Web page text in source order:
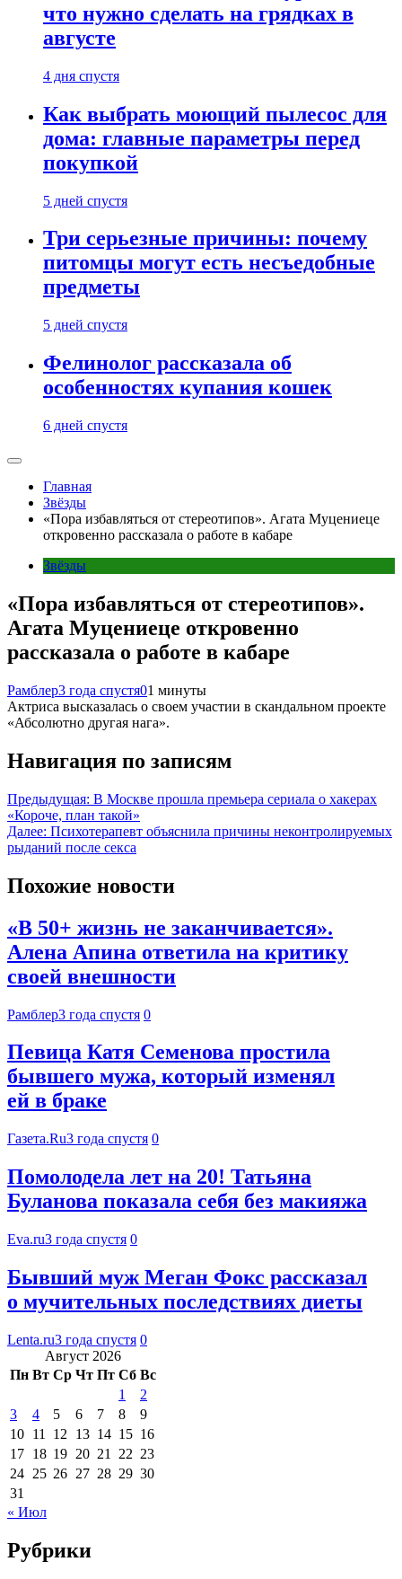
что нужно сделать на грядках в
августе
4 дня спустя
Как выбрать моющий пылесос для
дома: главные параметры перед
покупкой
5 дней спустя
Три серьезные причины: почему
питомцы могут есть несъедобные
предметы
5 дней спустя
Фелинолог рассказала об
особенностях купания кошек
6 дней спустя
Главная
Звёзды
«Пора избавляться от стереотипов». Агата Муцениеце
откровенно рассказала о работе в кабаре
Звёзды
«Пора избавляться от стереотипов».
Агата Муцениеце откровенно
рассказала о работе в кабаре
Рамблер3 года спустя01 минуты
Актриса высказалась о своем участии в скандальном проекте
«Абсолютно другая нага».
Навигация по записям
Предыдущая: В Москве прошла премьера сериала о хакерах
«Короче, план такой»
Далее: Психотерапевт объяснила причины неконтролируемых
рыданий после секса
Похожие новости
«В 50+ жизнь не заканчивается».
Алена Апина ответила на критику
своей внешности
Рамблер3 года спустя 0
Певица Катя Семенова простила
бывшего мужа, который изменял
ей в браке
Газета.Ru3 года спустя 0
Помолодела лет на 20! Татьяна
Буланова показала себя без макияжа
Eva.ru3 года спустя 0
Бывший муж Меган Фокс рассказал
о мучительных последствиях диеты
Lenta.ru3 года спустя 0
Август 2026
Пн Вт Ср Чт Пт Сб Вс
1
2
3
4 5 6 7 8
9
10 11 12 13 14 15 16
17 18 19 20 21 22 23
24 25 26 27 28 29 30
31
« Июл
Рубрики